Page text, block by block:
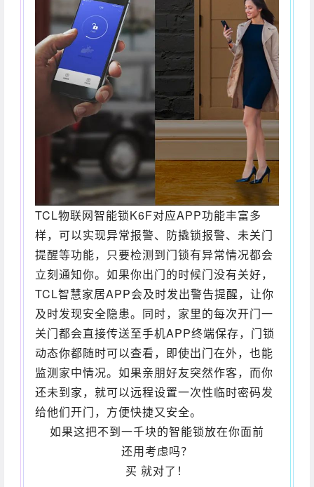
TCL物联网智能锁K6F对应APP功能丰富多
样，可以实现异常报警、防撬锁报警、未关门
提醒等功能，只要检测到门锁有异常情况都会
立刻通知你。如果你出门的时候门没有关好，
TCL智慧家居APP会及时发出警告提醒，让你
及时发现安全隐患。同时，家里的每次开门一
关门都会直接传送至手机APP终端保存，门锁
动态你都随时可以查看，即使出门在外，也能
监测家中情况。如果亲朋好友突然作客，而你
还未到家，就可以远程设置一次性临时密码发
给他们开门，方便快捷又安全。
如果这把不到一千块的智能锁放在你面前
还用考虑吗？
买 就对了！